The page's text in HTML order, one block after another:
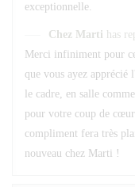
exceptionnelle.
Chez Marti has
Merci infiniment pour
que vous ayez
le cadre, en salle
pour votre coup de
compliment fera très
nouveau chez Marti !